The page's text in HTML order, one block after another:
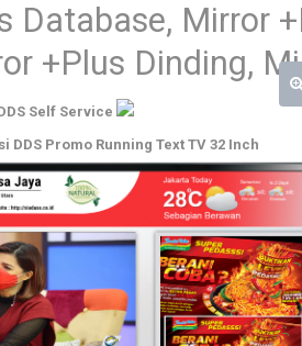
Database, Mirror
+Plus Dinding,
Self Service
Promo Running Text TV 32 Inch